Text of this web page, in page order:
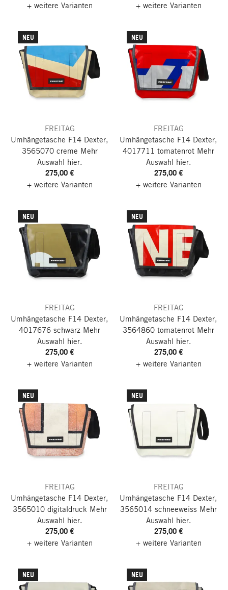
+ weitere Varianten + weitere Varianten
NEU
FREITAG
Umhängetasche F14 Dexter,
3565070 creme Mehr
Auswahl hier.
275,00 €
+ weitere Varianten
NEU
FREITAG
Umhängetasche F14 Dexter,
4017711 tomatenrot Mehr
Auswahl hier.
275,00 €
+ weitere Varianten
NEU
FREITAG
Umhängetasche F14 Dexter,
4017676 schwarz Mehr
Auswahl hier.
275,00 €
+ weitere Varianten
NEU
FREITAG
Umhängetasche F14 Dexter,
3564860 tomatenrot Mehr
Auswahl hier.
275,00 €
+ weitere Varianten
NEU
FREITAG
Umhängetasche F14 Dexter,
3565010 digitaldruck Mehr
Auswahl hier.
275,00 €
+ weitere Varianten
NEU
FREITAG
Umhängetasche F14 Dexter,
3565014 schneeweiss Mehr
Auswahl hier.
275,00 €
+ weitere Varianten
NEU NEU